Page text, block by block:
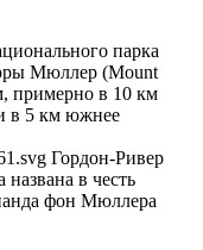
парка
Мюллер (Mount
примерно в 10 км
в 5 км южнее
Гордон-Ривер
в честь
фон Мюллера